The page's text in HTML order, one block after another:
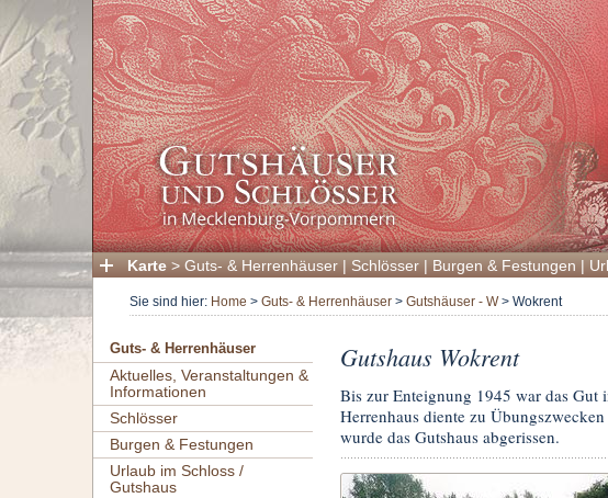
Karte> Guts- & Herrenhäuser| Schlösser| Burgen & Festungen |
Sie sind hier: Home > Guts- & Herrenhäuser> Gutshäuser - W> Wokrent
Guts- & Herrenhäuser
Aktuelles, Veranstaltungen &
Informationen
Schlösser
Burgen & Festungen
Urlaub im Schloss /
Gutshaus
Gutshaus Wokrent
Bis zur Enteignung 1945 war das Gut
Herrenhaus diente zu
wurde das Gutshaus abgerissen.